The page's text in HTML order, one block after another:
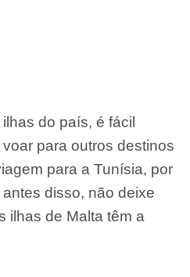
do país, é fácil
para outros destinos
para a Tunísia, por
disso, não deixe
ilhas de Malta têm a